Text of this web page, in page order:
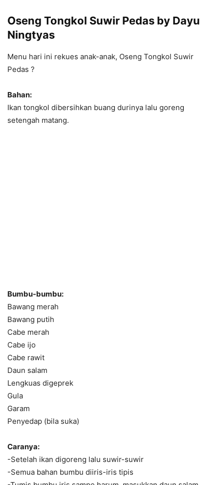
Oseng Tongkol Suwir Pedas by Dayu
Ningtyas
Menu hari ini rekues anak-anak, Oseng Tongkol Suwir
Pedas ?
Bahan:
Ikan tongkol dibersihkan buang durinya lalu goreng
setengah matang.
Bumbu-bumbu:
Bawang merah
Bawang putih
Cabe merah
Cabe ijo
Cabe rawit
Daun salam
Lengkuas digeprek
Gula
Garam
Penyedap (bila suka)
Caranya:
-Setelah ikan digoreng lalu suwir-suwir
-Semua bahan bumbu diiris-iris tipis